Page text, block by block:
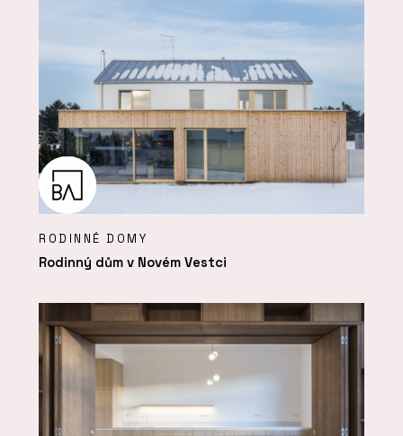
RODINNÉ DOMY
Rodinný dům v Novém Vestci